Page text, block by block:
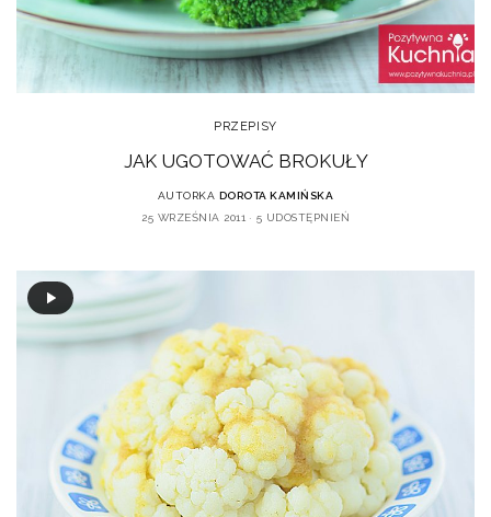
PRZEPISY
JAK UGOTOWAĆ BROKUŁY
AUTORKA DOROTA KAMIŃSKA
25 WRZEŚNIA 2011
5 UDOSTĘPNIEŃ